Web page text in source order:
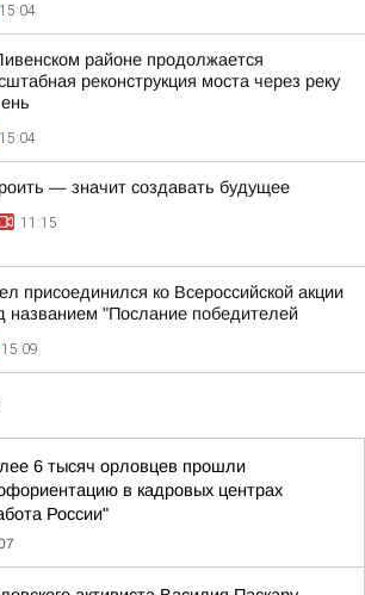
15:04
районе продолжается
реконструкция моста через реку
15:04
— значит создавать будущее
11:15
присоединился ко Всероссийской акции
названием "Послание победителей
15:09
6 тысяч орловцев прошли
в кадровых центрах
России"